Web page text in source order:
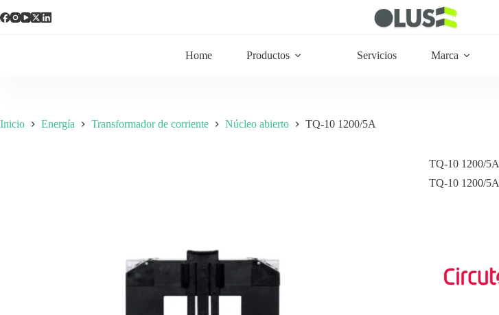
Home Productos Servicios Marca
Inicio Energía Transformador de corriente Núcleo abierto TQ-10 1200/5A
TQ-10 1200/5A
TQ-10 1200/5A